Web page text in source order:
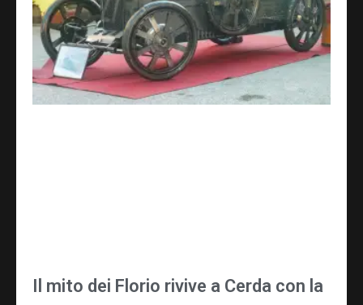
Il mito dei Florio rivive a Cerda con la